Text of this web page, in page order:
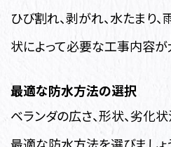
ひび割れ、剥がれ、水たまり
状によって必要な工事内容が
最適な防水方法の選択
ベランダの広さ、形状、劣化